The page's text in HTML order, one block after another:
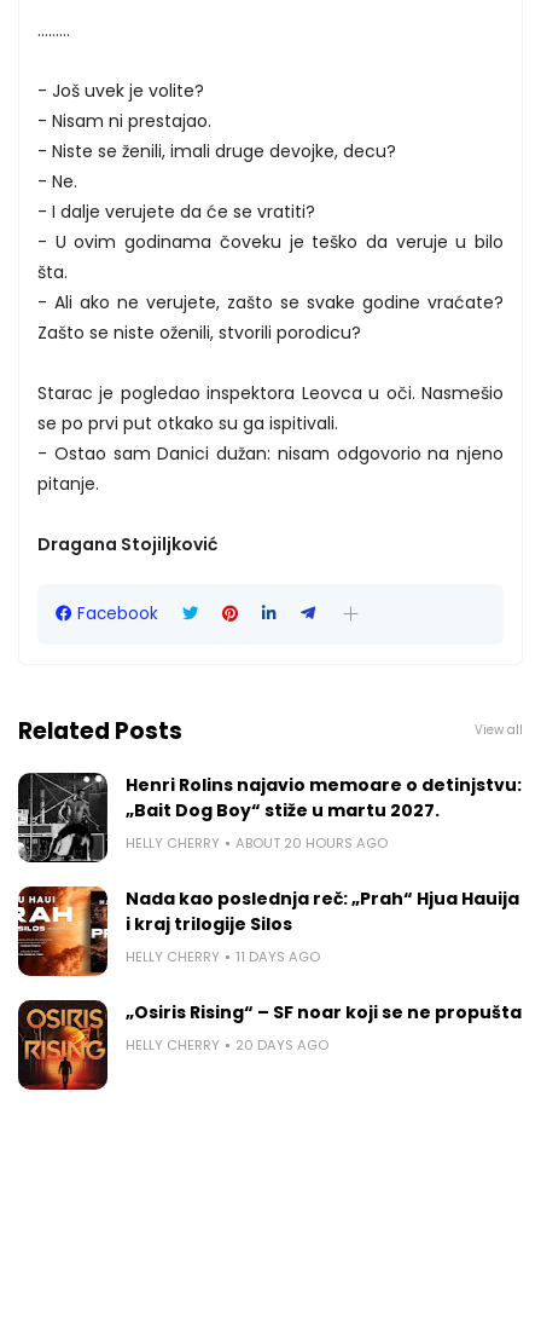
.........
- Još uvek je volite?
- Nisam ni prestajao.
- Niste se ženili, imali druge devojke, decu?
- Ne.
- I dalje verujete da će se vratiti?
- U ovim godinama čoveku je teško da veruje u bilo
šta.
- Ali ako ne verujete, zašto se svake godine vraćate?
Zašto se niste oženili, stvorili porodicu?
Starac je pogledao inspektora Leovca u oči. Nasmešio
se po prvi put otkako su ga ispitivali.
- Ostao sam Danici dužan: nisam odgovorio na njeno
pitanje.
Dragana Stojiljković
Facebook
Related Posts View all
Henri Rolins najavio memoare o detinjstvu:
„Bait Dog Boy“ stiže u martu 2027.
HELLY CHERRY ABOUT 20 HOURS AGO
Nada kao poslednja reč: „Prah“ Hjua Hauija
i kraj trilogije Silos
HELLY CHERRY 11 DAYS AGO
„Osiris Rising“ – SF noar koji se ne propušta
HELLY CHERRY 20 DAYS AGO